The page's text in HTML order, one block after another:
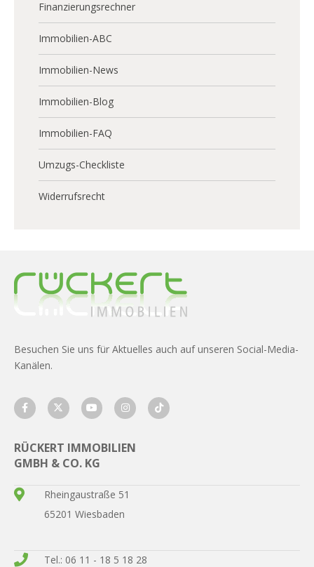
Finanzierungsrechner
Immobilien-ABC
Immobilien-News
Immobilien-Blog
Immobilien-FAQ
Umzugs-Checkliste
Widerrufsrecht
Besuchen Sie uns für Aktuelles auch auf unseren Social-Media-
Kanälen.
RÜCKERT IMMOBILIEN
GMBH & CO. KG
Rheingaustraße 51
65201 Wiesbaden
Tel.: 06 11 - 18 5 18 28